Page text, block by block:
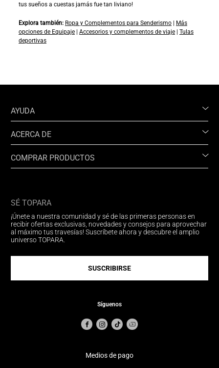
tus sueños a cuestas jamás fue tan liviano!
Explora también: Ropa y Complementos para Senderismo
Más
opciones de Equipaje
Accesorios y complementos de viaje
Tulas
deportivas
AYUDA
ACERCA DE
COMPRAR PRODUCTOS
SÉ TOPARA
¡Únete a nuestra comunidad y sé de las primeras personas en
recibir ofertas exclusivas, novedades y consejos para aprovechar
al máximo tus travesías! Suscríbete ahora y descubre el amplio
universo TOPARA.
SUSCRIBIRSE
Síguenos
Medios de pago